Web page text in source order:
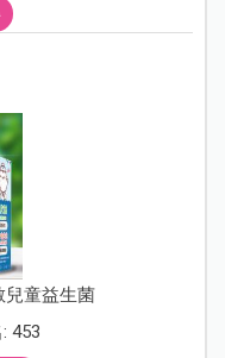
兒童益生菌
453